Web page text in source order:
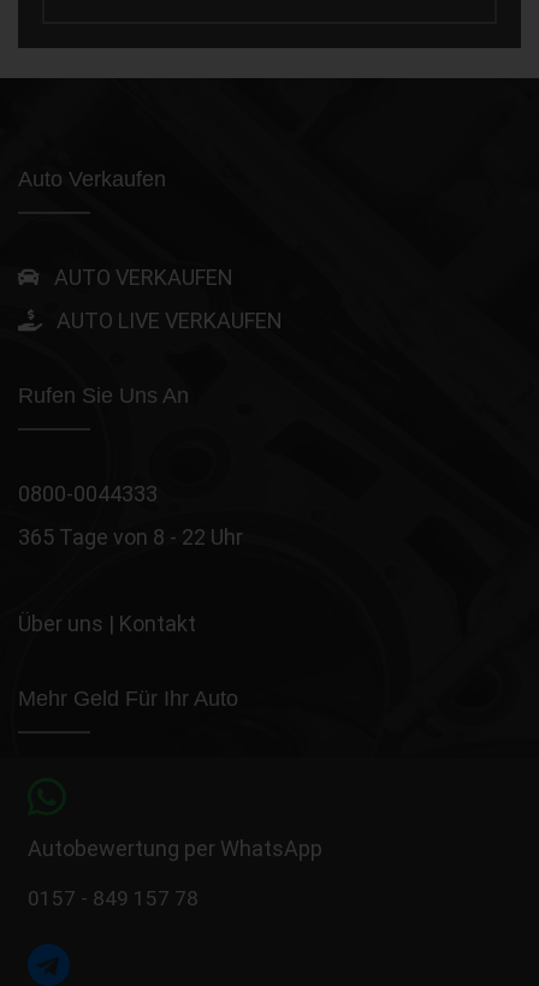
Auto Verkaufen
AUTO VERKAUFEN
AUTO LIVE VERKAUFEN
Rufen Sie Uns An
0800-0044333
365 Tage von 8 - 22 Uhr
Über uns | Kontakt
Mehr Geld Für Ihr Auto
Autobewertung per WhatsApp
0157 - 849 157 78